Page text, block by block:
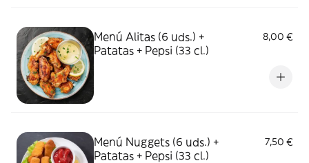
Menú Alitas (6 uds.) +
Patatas + Pepsi (33 cl.)
8,00 €
Menú Nuggets (6 uds.) +
Patatas + Pepsi (33 cl.)
7,50 €